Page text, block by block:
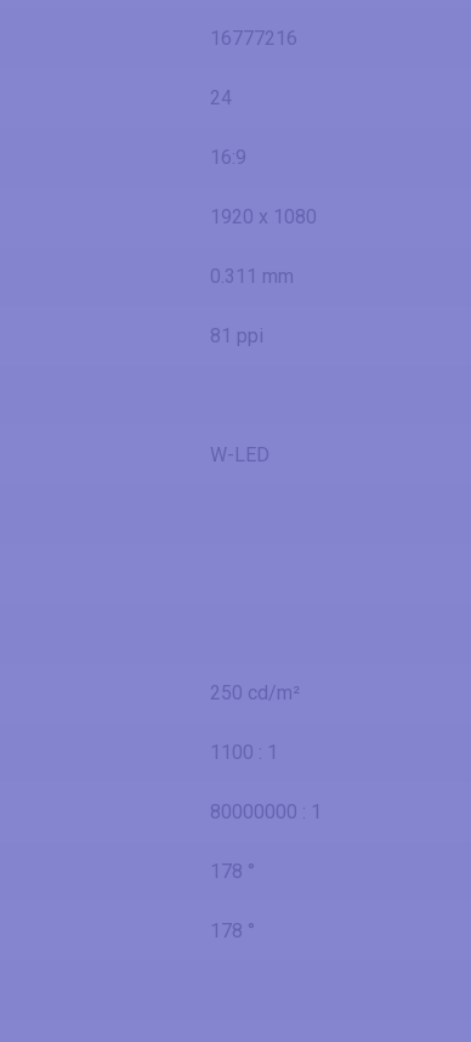
16777216
24
16:9
1920 x 1080
0.311 mm
81 ppi
W-LED
250 cd/m²
1100 : 1
80000000 : 1
178 °
178 °